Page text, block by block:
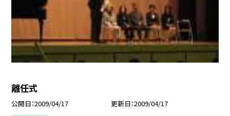
離任式
公開日 2009/04/17 更新日 2009/04/17